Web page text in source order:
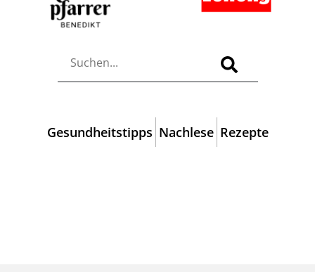
Gesundheitstipps Nachlese Rezepte